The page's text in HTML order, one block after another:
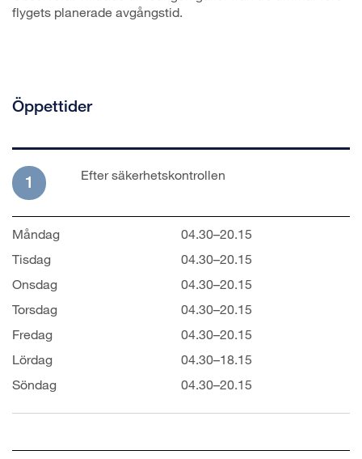
flygets planerade avgångstid.
Öppettider
1 Efter säkerhetskontrollen
Måndag
04.30–20.15
Tisdag
04.30–20.15
Onsdag
04.30–20.15
Torsdag
04.30–20.15
Fredag
04.30–20.15
Lördag
04.30–18.15
Söndag
04.30–20.15